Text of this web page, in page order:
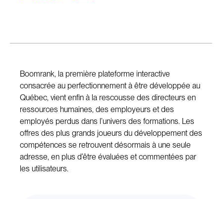
Boomrank, la première plateforme interactive
consacrée au perfectionnement à être développée au
Québec, vient enfin à la rescousse des directeurs en
ressources humaines, des employeurs et des
employés perdus dans l’univers des formations. Les
offres des plus grands joueurs du développement des
compétences se retrouvent désormais à une seule
adresse, en plus d’être évaluées et commentées par
les utilisateurs.